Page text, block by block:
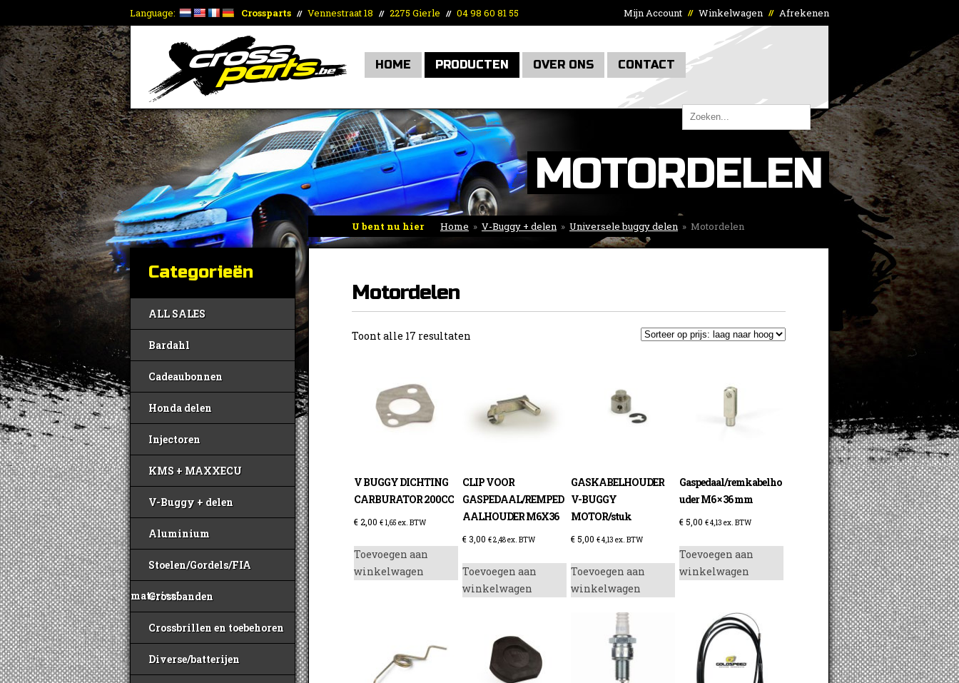
Language: Crossparts // Vennestraat 18 // 2275 Gierle // 04 98 60 81 55 Mijn Account // Winkelwagen // Afrekenen
HOME PRODUCTEN OVER ONS CONTACT
MOTORDELEN
U bent nu hier Home » V-Buggy + delen » Universele buggy delen » Motordelen
Categorieën
ALL SALES
Bardahl
Cadeaubonnen
Honda delen
Injectoren
KMS + MAXXECU
V-Buggy + delen
Aluminium
Stoelen/Gordels/FIA
materiaal
Crossbanden
Crossbrillen en toebehoren
Diverse/batterijen
Motordelen
Toont alle 17 resultaten
naar
hoog
V BUGGY DICHTING
CARBURATOR 200CC
€2,00 € 1,65 ex. BTW
Toevoegen aan
winkelwagen
CLIP VOOR
GASPEDAAL/REMPED
AALHOUDER M6X36
€ 3,00 €2,48ex. BTW
Toevoegen aan
winkelwagen
GASKABELHOUDER
V-BUGGY
MOTOR/stuk
€5,00 €4,13 ex. BTW
Toevoegen aan
winkelwagen
Gaspedaal/remkabelho
uder M6 × 36 mm
€5,00 €4,13 ex. BTW
Toevoegen aan
winkelwagen